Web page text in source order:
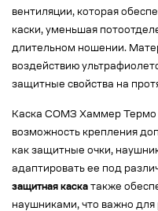
вентиляции, которая
каски, уменьшая
длительном ношении.
воздействию
защитные свойства на
Каска СОМЗ Хаммер Термо
возможность крепления
как защитные очки,
адаптировать ее под
защитная каска также
наушниками, что важно